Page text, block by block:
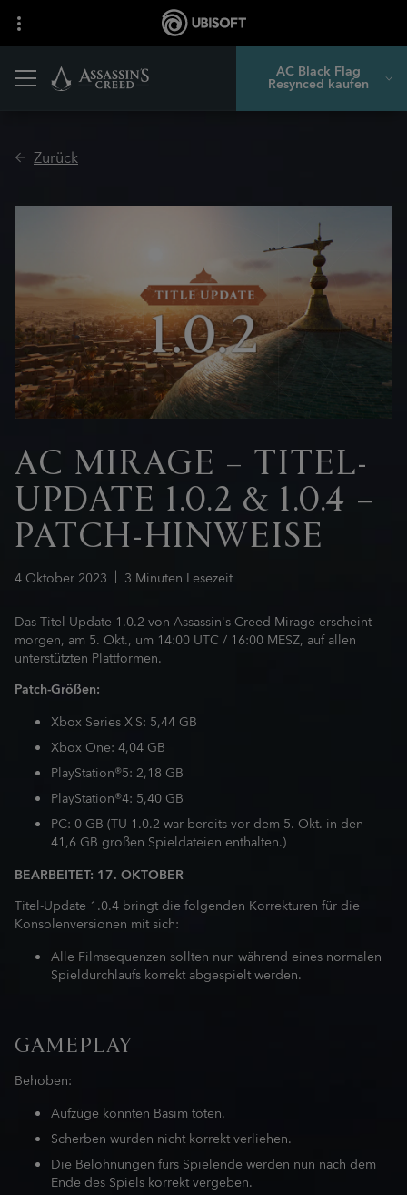
AC Black Flag
Resynced kaufen
Zurück
4 Oktober2023 3 Minuten Lesezeit
AC MIRAGE – TITEL-
UPDATE 1.0.2 & 1.0.4 –
PATCH-HINWEISE
Das Titel-Update 1.0.2 von Assassin's Creed Mirage erscheint
morgen, am 5. Okt., um 14:00 UTC / 16:00 MESZ, auf allen
unterstützten Plattformen.
Patch-Größen:
Xbox Series X|S: 5,44 GB
Xbox One: 4,04 GB
PlayStation®5: 2,18 GB
PlayStation®4: 5,40 GB
PC: 0 GB (TU 1.0.2 war bereits vor dem 5. Okt. in den
41,6 GB großen Spieldateien enthalten.)
BEARBEITET: 17. OKTOBER
Titel-Update 1.0.4 bringt die folgenden Korrekturen für die
Konsolenversionen mit sich:
Alle Filmsequenzen sollten nun während eines normalen
Spieldurchlaufs korrekt abgespielt werden.
GAMEPLAY
Behoben:
Aufzüge konnten Basim töten.
Scherben wurden nicht korrekt verliehen.
Die Belohnungen fürs Spielende werden nun nach dem
Ende des Spiels korrekt vergeben.